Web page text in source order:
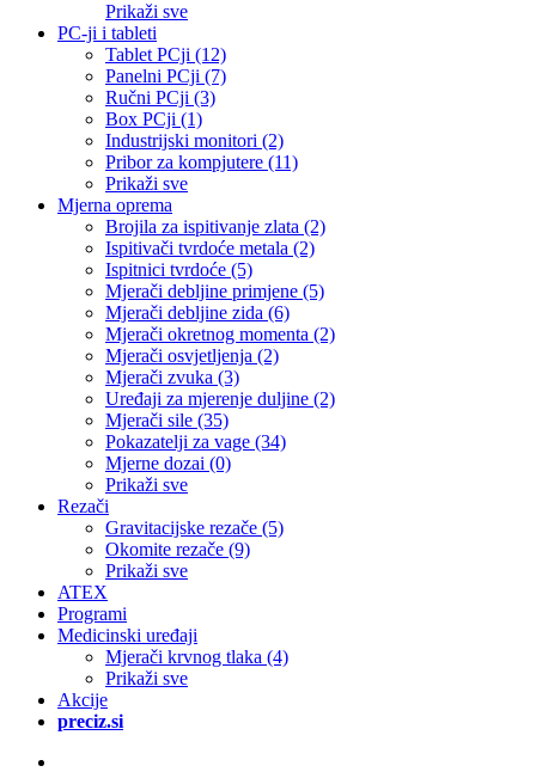
Prikaži sve
PC-ji i tableti
Tablet PCji (12)
Panelni PCji (7)
Ručni PCji (3)
Box PCji (1)
Industrijski monitori (2)
Pribor za kompjutere (11)
Prikaži sve
Mjerna oprema
Brojila za ispitivanje zlata (2)
Ispitivači tvrdoće metala (2)
Ispitnici tvrdoće (5)
Mjerači debljine primjene (5)
Mjerači debljine zida (6)
Mjerači okretnog momenta (2)
Mjerači osvjetljenja (2)
Mjerači zvuka (3)
Uređaji za mjerenje duljine (2)
Mjerači sile (35)
Pokazatelji za vage (34)
Mjerne dozai (0)
Prikaži sve
Rezači
Gravitacijske rezače (5)
Okomite rezače (9)
Prikaži sve
ATEX
Programi
Medicinski uređaji
Mjerači krvnog tlaka (4)
Prikaži sve
Akcije
preciz.si